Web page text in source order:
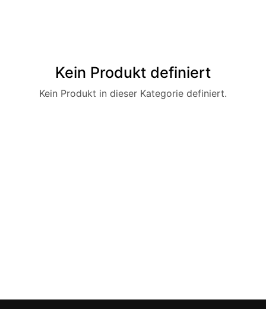
Kein Produkt definiert
Kein Produkt in dieser Kategorie definiert.